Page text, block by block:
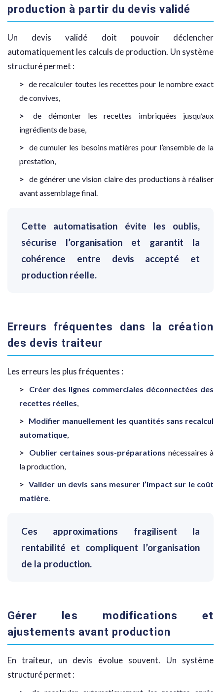
production à partir du devis validé
Un devis validé doit pouvoir déclencher
automatiquement les calculs de production. Un système
structuré permet :
de recalculer toutes les recettes pour le nombre exact
de convives,
de démonter les recettes imbriquées jusqu’aux
ingrédients de base,
de cumuler les besoins matières pour l’ensemble de la
prestation,
de générer une vision claire des productions à réaliser
avant assemblage final.
Cette automatisation évite les oublis,
sécurise l’organisation et garantit la
cohérence entre devis accepté et
production réelle.
Erreurs fréquentes dans la création
des devis traiteur
Les erreurs les plus fréquentes :
Créer des lignes commerciales déconnectées des
recettes réelles,
Modifier manuellement les quantités sans recalcul
automatique,
Oublier certaines sous-préparations nécessaires à
la production,
Valider un devis sans mesurer l’impact sur le coût
matière.
Ces approximations fragilisent la
rentabilité et compliquent l’organisation
de la production.
Gérer les modifications et
ajustements avant production
En traiteur, un devis évolue souvent. Un système
structuré permet :